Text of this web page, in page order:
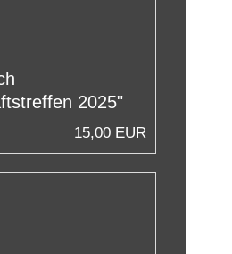
2025"
15,00 EUR